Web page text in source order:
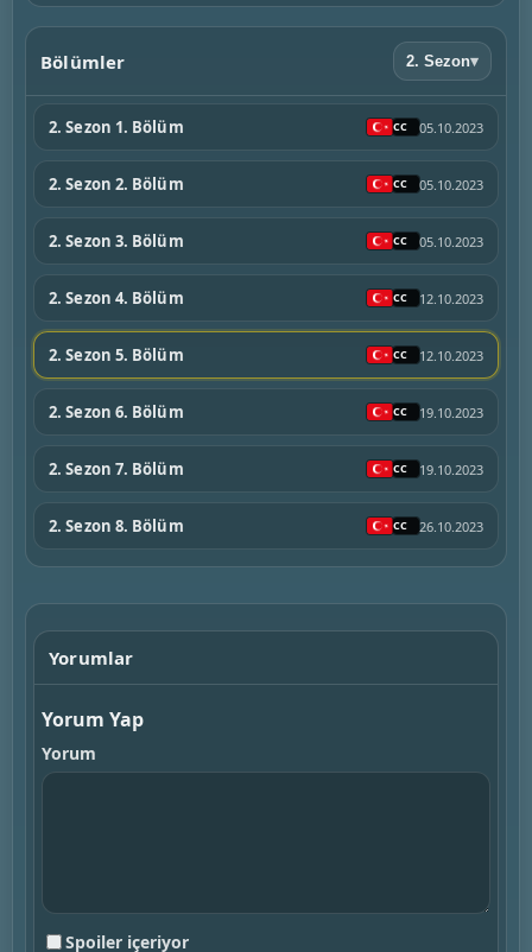
Bölümler 2. Sezon▾
2. Sezon 1. Bölüm 05.10.2023
2. Sezon 2. Bölüm 05.10.2023
2. Sezon 3. Bölüm 05.10.2023
2. Sezon 4. Bölüm 12.10.2023
2. Sezon 5. Bölüm 12.10.2023
2. Sezon 6. Bölüm 19.10.2023
2. Sezon 7. Bölüm 19.10.2023
2. Sezon 8. Bölüm 26.10.2023
Yorumlar
Yorum Yap
Yorum
Spoiler içeriyor